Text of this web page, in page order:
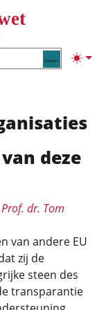
Zoeken
deze
Prof. dr. Tom
van andere EU
zij de
steen des
transparantie